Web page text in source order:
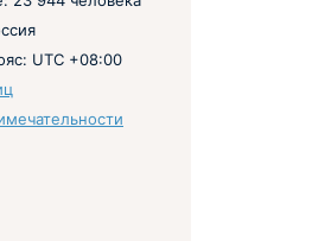
UTC +08:00